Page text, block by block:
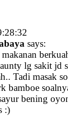
says:
lg sakit jd
Tadi masak
bamboe
bening
:)